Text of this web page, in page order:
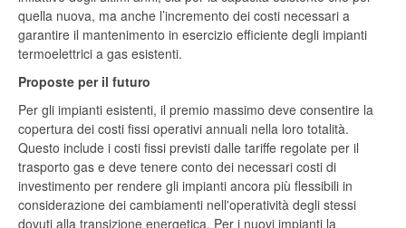
quella nuova, ma anche l’incremento dei costi necessari a
garantire il mantenimento in esercizio efficiente degli impianti
termoelettrici a gas esistenti.
Proposte per il futuro
Per gli impianti esistenti, il premio massimo deve consentire la
copertura dei costi fissi operativi annuali nella loro totalità.
Questo include i costi fissi previsti dalle tariffe regolate per il
trasporto gas e deve tenere conto dei necessari costi di
investimento per rendere gli impianti ancora più flessibili in
considerazione dei cambiamenti nell'operatività degli stessi
dovuti alla transizione energetica. Per i nuovi impianti la